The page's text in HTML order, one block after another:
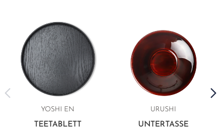
YOSHI EN
TEETABLETT
URUSHI
UNTERTASSE